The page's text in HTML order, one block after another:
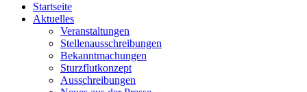
Startseite
Aktuelles
Veranstaltungen
Stellenausschreibungen
Bekanntmachungen
Sturzflutkonzept
Ausschreibungen